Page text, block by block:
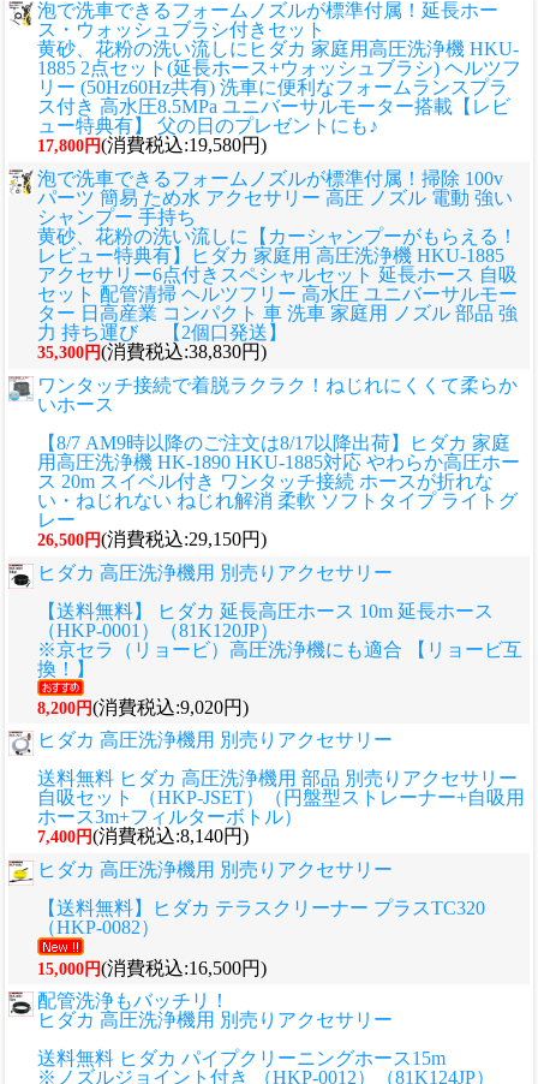
泡で洗車できるフォームノズルが標準付属！延長ホー
ス・ウォッシュブラシ付きセット
黄砂、花粉の洗い流しに ヒダカ 家庭用高圧洗浄機 HKU-
1885 2点セット(延長ホース+ウォッシュブラシ) ヘルツフ
リー (50Hz60Hz共有) 洗車に便利なフォームランスプラ
ス付き 高水圧8.5MPa ユニバーサルモーター搭載【レビ
ュー特典有】 父の日のプレゼントにも♪
17,800円(消費税込:19,580円)
泡で洗車できるフォームノズルが標準付属！掃除 100v
パーツ 簡易 ため水 アクセサリー 高圧 ノズル 電動 強い
シャンプー 手持ち
黄砂、花粉の洗い流しに 【カーシャンプーがもらえる！
レビュー特典有】ヒダカ 家庭用 高圧洗浄機 HKU-1885
アクセサリー6点付きスペシャルセット 延長ホース 自吸
セット 配管清掃 ヘルツフリー 高水圧 ユニバーサルモー
ター 日高産業 コンパクト 車 洗車 家庭用 ノズル 部品 強
力 持ち運び 【2個口発送】
35,300円(消費税込:38,830円)
ワンタッチ接続で着脱ラクラク！ねじれにくくて柔らか
いホース
【8/7 AM9時以降のご注文は8/17以降出荷】ヒダカ 家庭
用高圧洗浄機 HK-1890 HKU-1885対応 やわらか高圧ホー
ス 20m スイベル付き ワンタッチ接続 ホースが折れな
い・ねじれない ねじれ解消 柔軟 ソフトタイプ ライトグ
レー
26,500円(消費税込:29,150円)
ヒダカ 高圧洗浄機用 別売りアクセサリー
【送料無料】 ヒダカ 延長高圧ホース 10m 延長ホース
（HKP-0001）（81K120JP）
※京セラ（リョービ）高圧洗浄機にも適合 【リョービ互
換！】
8,200円(消費税込:9,020円)
ヒダカ 高圧洗浄機用 別売りアクセサリー
送料無料 ヒダカ 高圧洗浄機用 部品 別売りアクセサリー
自吸セット （HKP-JSET）（円盤型ストレーナー+自吸用
ホース3m+フィルターボトル）
7,400円(消費税込:8,140円)
ヒダカ 高圧洗浄機用 別売りアクセサリー
【送料無料】ヒダカ テラスクリーナー プラスTC320
（HKP-0082）
15,000円(消費税込:16,500円)
配管洗浄もバッチリ！
ヒダカ 高圧洗浄機用 別売りアクセサリー
送料無料 ヒダカ パイプクリーニングホース15m
※ノズルジョイント付き （HKP-0012）（81K124JP）